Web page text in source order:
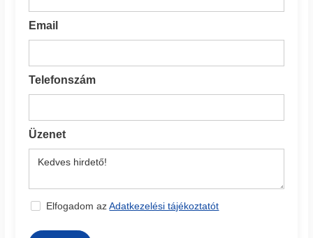
Email
Telefonszám
Üzenet
Elfogadom azAdatkezelési tájékoztatót